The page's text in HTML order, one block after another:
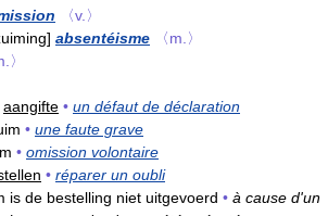
〈v.〉
absentéisme
〈m.〉
〉
aangifte • un défaut de déclaration
• une faute grave
• omission volontaire
• réparer un oubli
is de bestelling niet uitgevoerd • à cause d'un